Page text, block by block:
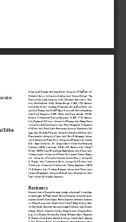
Editor
Università di Firenze; McConnel David - University of Sheffield, UK;
Michelini Marisa - Università di Udine, Italy; Moore Michael - The
Pennsylvania State University, USA; Musumeci Alessandro - Miur,
Italy; Occhini Giulio - AICA, Olimpo Giorgio - C.N.R. I.T.D, Genova,
Italy; Oliver Martin - Institute of Education UK; Orefi ce Paolo - Uni-
versità di Firenze, Italy; Palloff Rena - Crossroads Consulting Group,
USA; Parisi Domenico - C.N.R., Roma, Italy; Peraya Daniel - TECFA,
Ginevra, Switzerland; Persico Donatella - C.N.R. I.T.D, Genova,
Italy; Pettenati M.Chiara - Università di Firenze, Italy; Pezzè Mauro
- Università di Milano-Bicocca, Italy; Pillan Margherita, Politecnico
di Milano, Italy; Pratt Keith - Northwest Arkansas Community Col-
lege, USA; Rivoltella P.Cesare - Università Cattolica di Milano, Italy;
Rizzo Antonio - Università di Siena, Italy; Rossi P.Giuseppe - Univer-
sità di Udine, Italy; Rotta Mario - Università di Firenze, Italy; Salmon
Gilly - Open University, UK; Sangrà Albert - Universitat Oberta de
Catalunya (UOC); Sarti Luigi - C.N.R. I.T.D, Genova, Italy; Schaerf
Mirella - CNIPA, Area Formazione e Regolazione, Italy, Milano, Italy;
Simone Aurelio – Università di Roma Tor Vergata; Simons Robert
Jan - University of Utrecht, Holland; Striano Maura - Università
di Firenze, Italy; Tammaro A.Maria - Università di Parma, Italy;
Tanoni Italo - Università di Urbino, Italy; Trentin Guglielmo - C.N.R.
I.T.D, Genova, Italy; Trinchero Roberto - Università di Torino, Italy;
Vertecchi Benedetto - Università Roma3, Italy; Wischnewsky Man-
fred - Universität Bremen, Germany.
Reviewers
Giovanni Adorni, Donato Barbuzzi, Adalgisa Battistelli, Carlo Alber-
to Bentivoglio, Raffaella Bombi, Giovanni Bonaiuti, Antonio Calvani,
Lorenzo Cantoni, Carlo Cappa, Nicola Capuano, Antonella Carbona-
ro, Milena Casagranda, Mirella Casini Shaerf, Roberto Caso, Ales-
sio Ceccherelli, Donatella Cesareni, Angelo Chianese, Luigi Colazzo,
Alberto Colorni, Valentina Comba, Madel Crasta, Vincenzo D’An
drea, Ciro D’Apice, Marinella De Simone, Nicoletta Dessì, Pierpaolo
Di Bitonto, Liliana Dozza, Hendrik Drachsler, Valerio Eletti, Meryem
Erbilek, Filomena Faiella, Giorgio Federici, Michele Fedrizzi, Mario